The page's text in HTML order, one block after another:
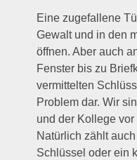
Eine zugefallene
Gewalt und in den
öffnen. Aber auch
Fenster bis zu
vermittelten
Problem dar. Wir
und der Kollege vor
Natürlich zählt
Schlüssel oder ein